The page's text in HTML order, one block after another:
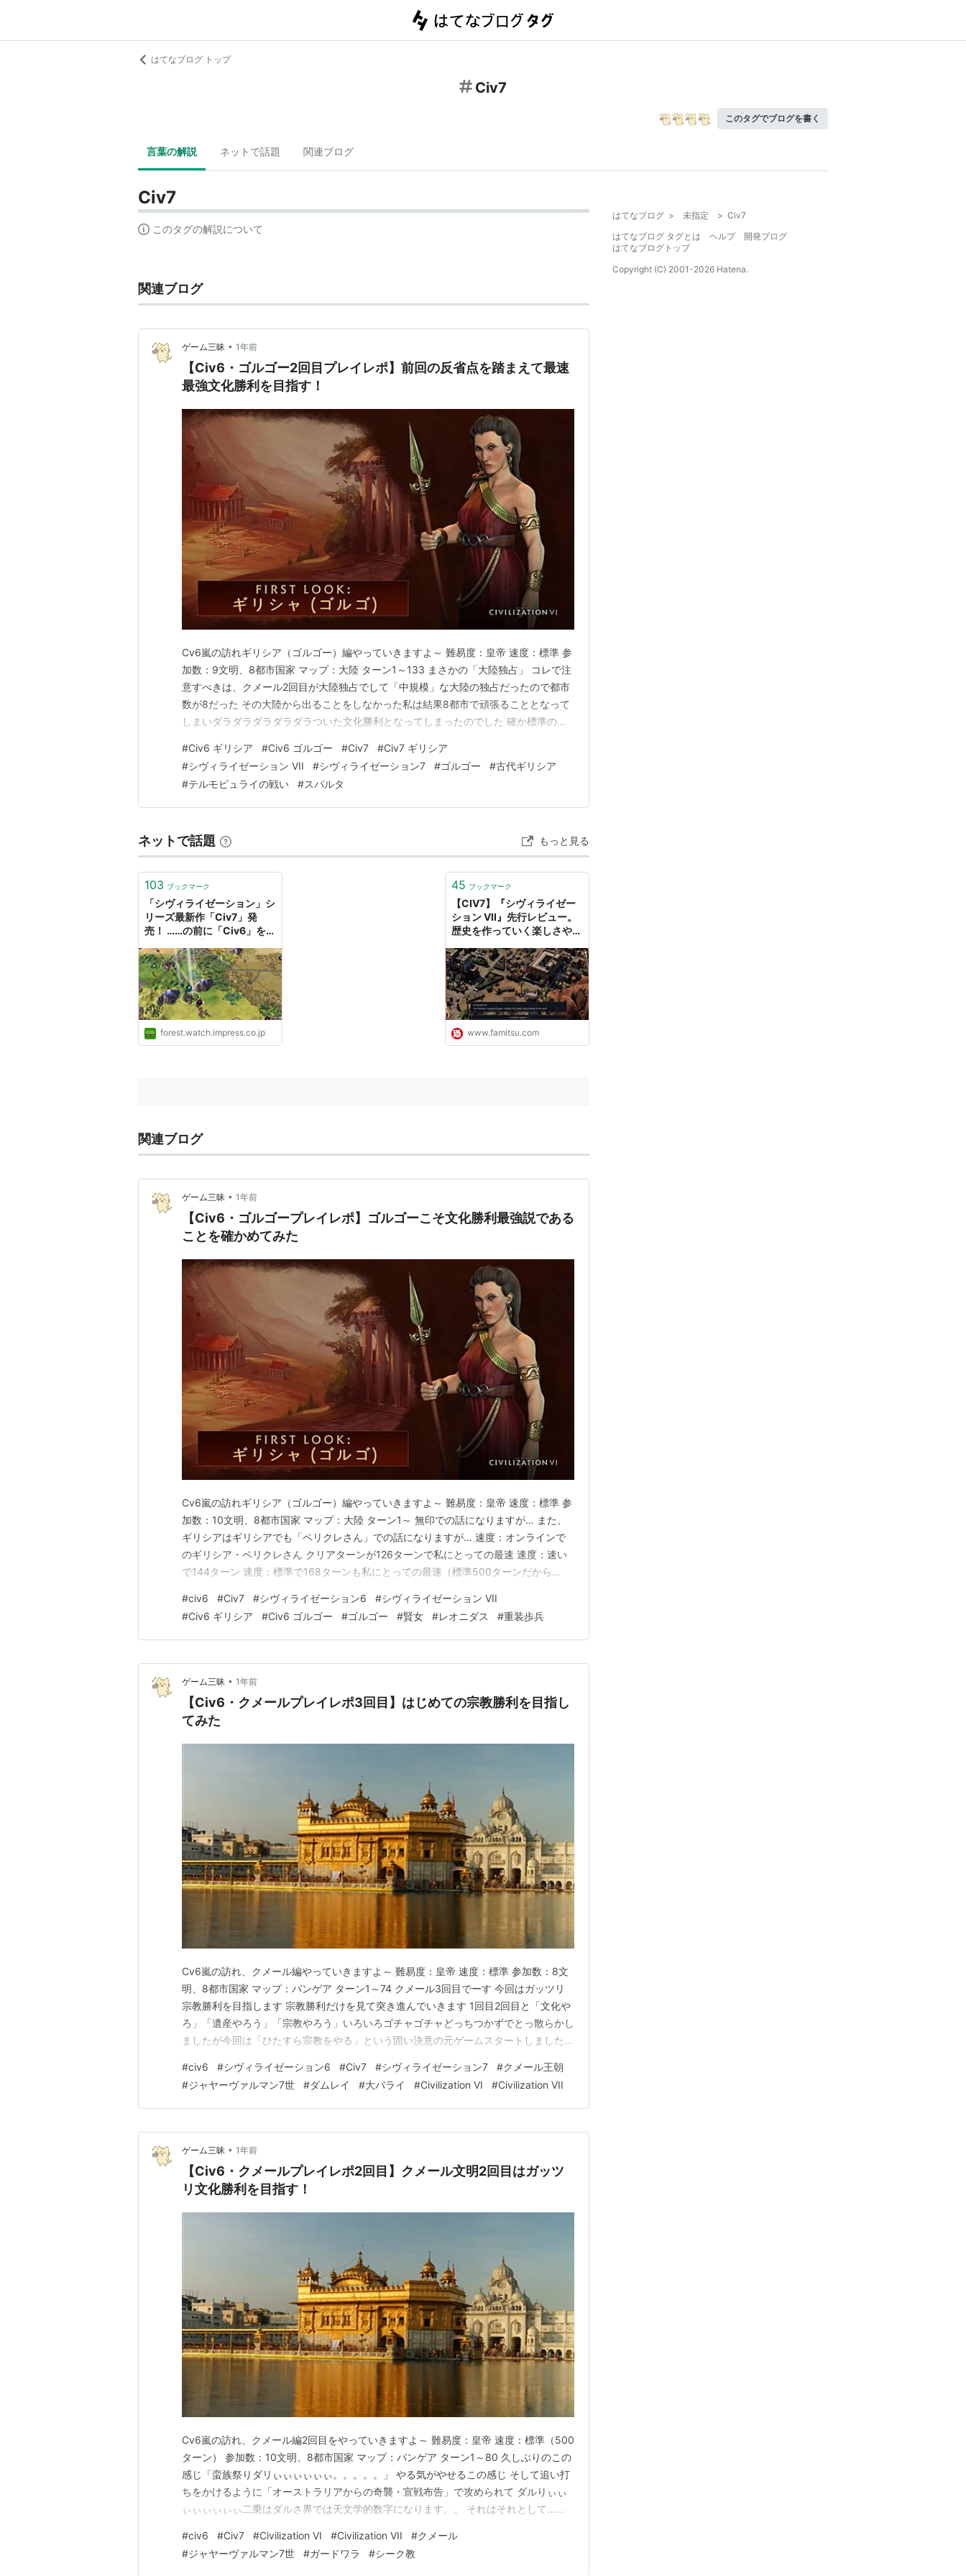
はてなブログ トップ
Civ7
このタグでブログを書く
言葉の解説 ネットで話題 関連ブログ
Civ7
このタグの解説について
関連ブログ
ゲーム三昧 • 1年前
【Civ6・ゴルゴー2回目プレイレポ】前回の反省点を踏まえて最速
最強文化勝利を目指す！
Cv6嵐の訪れギリシア（ゴルゴー）編やっていきますよ～ 難易度：皇帝 速度：標準 参
加数：9文明、8都市国家 マップ：大陸 ターン1～133 まさかの「大陸独占」 コレで注
意すべきは、クメール2回目が大陸独占でして「中規模」な大陸の独占だったので都市
数が8だった その大陸から出ることをしなかった私は結果8都市で頑張ることとなって
しまいダラダラダラダラダラついた文化勝利となってしまったのでした 確か標準の速
いっぱいいっぱいに都市を敷き詰める」 で且つ「別大陸の隙間に都市をねじ込む」 で
さらに「アクロポリス専用の丘陵…
#Civ6 ギリシア #Civ6 ゴルゴー #Civ7 #Civ7 ギリシア
#シヴィライゼーション VII #シヴィライゼーション7 #ゴルゴー #古代ギリシア
#テルモピュライの戦い #スパルタ
ネットで話題 もっと見る
103 ブックマーク
「シヴィライゼーション」シ
リーズ最新作「Civ7」発
売！ ……の前に「Civ6」を
『酒の肴にPCゲーム』】
forest.watch.impress.co.jp
45 ブックマーク
【CIV7】『シヴィライゼー
ション VII』先行レビュー。
歴史を作っていく楽しさや、
ない。新要素の“司令官”も |
ゲーム・エンタメ最新情報の
ファミ通.com
www.famitsu.com
関連ブログ
ゲーム三昧 • 1年前
【Civ6・ゴルゴープレイレポ】ゴルゴーこそ文化勝利最強説である
ことを確かめてみた
Cv6嵐の訪れギリシア（ゴルゴー）編やっていきますよ～ 難易度：皇帝 速度：標準 参
加数：10文明、8都市国家 マップ：大陸 ターン1～ 無印での話になりますが… また、
ギリシアはギリシアでも「ペリクレさん」での話になりますが… 速度：オンラインで
のギリシア・ペリクレさん クリアターンが126ターンで私にとっての最速 速度：速い
で144ターン 速度：標準で168ターンも私にとっての最速（標準500ターンだから
があります どういう理屈か分からないけどとにかく速い！ ひとつには、イギリスヴィ
クトリアで言うところの港…
#civ6 #Civ7 #シヴィライゼーション6 #シヴィライゼーション VII
#Civ6 ギリシア #Civ6 ゴルゴー #ゴルゴー #賢女 #レオニダス #重装歩兵
ゲーム三昧 • 1年前
【Civ6・クメールプレイレポ3回目】はじめての宗教勝利を目指し
てみた
Cv6嵐の訪れ、クメール編やっていきますよ～ 難易度：皇帝 速度：標準 参加数：8文
明、8都市国家 マップ：パンゲア ターン1～74 クメール3回目でーす 今回はガッツリ
宗教勝利を目指します 宗教勝利だけを見て突き進んでいきます 1回目2回目と「文化や
ろ」「遺産やろう」「宗教やろう」いろいろゴチャゴチャどっちつかずでとっ散らかし
ましたが今回は「ひたすら宗教をやる」という固い決意の元ゲームスタートしました
始するまでの手順 創始後のつなぎと場の構築 宗教ユニットの動かし方 染め戦略 研究
することはいろいろとありそうです…
#civ6 #シヴィライゼーション6 #Civ7 #シヴィライゼーション7 #クメール王朝
#ジャヤーヴァルマン7世 #ダムレイ #大バライ #Civilization VI #Civilization VII
ゲーム三昧 • 1年前
【Civ6・クメールプレイレポ2回目】クメール文明2回目はガッツ
リ文化勝利を目指す！
Cv6嵐の訪れ、クメール編2回目をやっていきますよ～ 難易度：皇帝 速度：標準（500
ターン） 参加数：10文明、8都市国家 マップ：パンゲア ターン1～80 久しぶりのこの
感じ「蛮族祭りダリぃぃぃぃぃぃ。。。。。」 やる気がやせるこの感じ そして追い打
ちをかけるように「オーストラリアからの奇襲・宣戦布告」で攻められて ダルりぃぃ
ぃぃぃぃぃぃ二乗はダルさ界では天文学的数字になります。。 それはそれとして…
ってしまう世界観、ゲーム性は拡張パックが入っても健在でした オーストラリアに宣
戦布告されてやる気が失せち…
#civ6 #Civ7 #Civilization VI #Civilization VII #クメール
#ジャヤーヴァルマン7世 #ガードワラ #シーク教
はてなブログ > 未指定 > Civ7
はてなブログ タグとは
ヘルプ
開発ブログ
はてなブログトップ
Copyright (C) 2001-2026 Hatena.